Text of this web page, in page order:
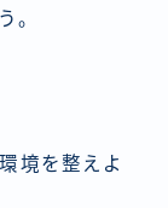
。
境を整えよ